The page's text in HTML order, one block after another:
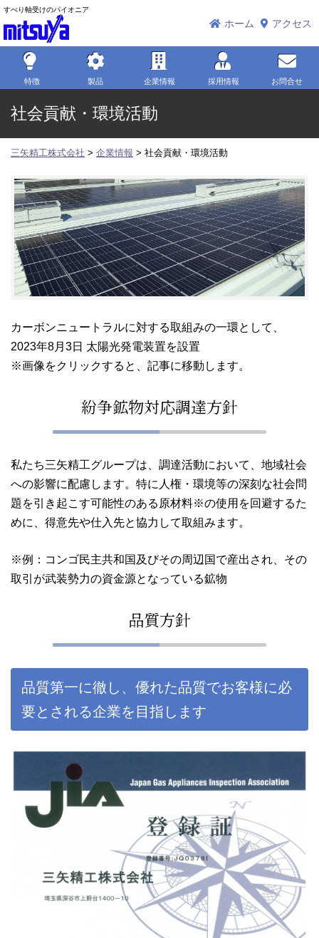
すべり軸受けのパイオニア
ホーム アクセス
特徴 製品 企業情報 採用情報 お問合せ
社会貢献・環境活動
三矢精工株式会社 > 企業情報 > 社会貢献・環境活動
カーボンニュートラルに対する取組みの一環として、
2023年8月3日 太陽光発電装置を設置
※画像をクリックすると、記事に移動します。
紛争鉱物対応調達方針
私たち三矢精工グループは、調達活動において、地域社会
への影響に配慮します。特に人権・環境等の深刻な社会問
題を引き起こす可能性のある原材料※の使用を回避するた
めに、得意先や仕入先と協力して取組みます。
※例：コンゴ民主共和国及びその周辺国で産出され、その
取引が武装勢力の資金源となっている鉱物
品質方針
品質第一に徹し、優れた品質でお客様に必
要とされる企業を目指します